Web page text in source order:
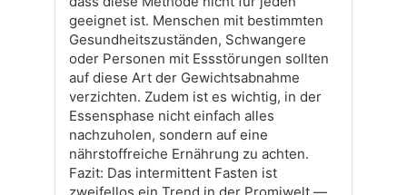
geeignet ist. Menschen mit bestimmten
Gesundheitszuständen, Schwangere
oder Personen mit Essstörungen sollten
auf diese Art der Gewichtsabnahme
verzichten. Zudem ist es wichtig, in der
Essensphase nicht einfach alles
nachzuholen, sondern auf eine
nährstoffreiche Ernährung zu achten.
Fazit: Das intermittent Fasten ist